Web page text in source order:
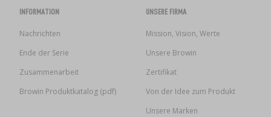
INFORMATION
Nachrichten
Ende der Serie
Zusammenarbeit
Browin Produktkatalog (pdf)
UNSERE FIRMA
Mission, Vision, Werte
Unsere Browin
Zertifikat
Von der Idee zum Produkt
Unsere Marken